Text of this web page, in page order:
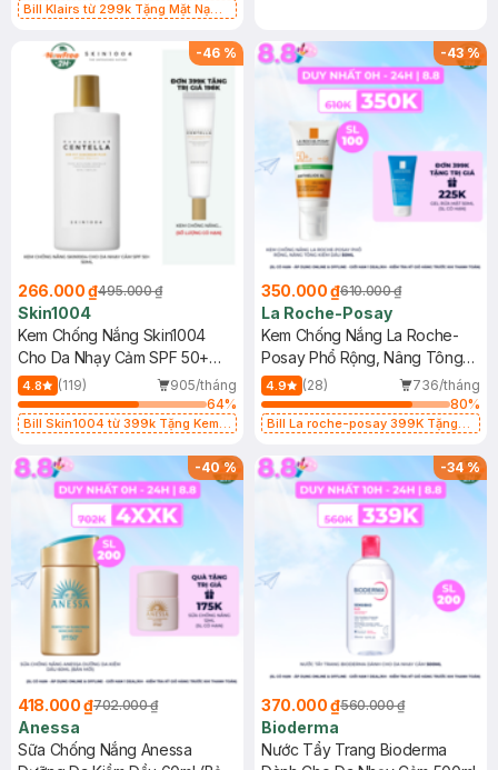
Bill Klairs từ 299k Tặng Mặt Nạ
25ml (SL Có Hạn)
-46 %
266.000 ₫495.000 ₫
Skin1004
Kem Chống Nắng Skin1004
Cho Da Nhạy Cảm SPF 50+
50ml
4.8 (119)
905/tháng
64%
Bill Skin1004 từ 399k Tặng Kem
SPF 50+ 20ml (SL Có Hạn)
-43%
350.000 ₫610.000 ₫
La Roche-Posay
Kem Chống Nắng La Roche-
Posay Phổ Rộng, Nâng Tông
Kiềm Dầu 50ml
4.9 (28)
736/tháng
80%
Bill La roche-posay 399K Tặng
(SL có hạn)
-40%
418.000 ₫702.000 ₫
Anessa
Sữa Chống Nắng Anessa
-34%
370.000 ₫560.000 ₫
Bioderma
Nước Tẩy Trang Bioderma